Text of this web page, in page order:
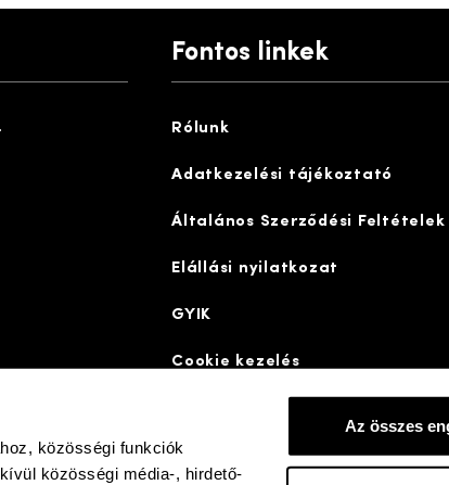
közösségi funkciók
közösségi média-, hirdető-
Az összes
Fontos linkek
Rólunk
Adatkezelési tájékoztató
Általános Szerződési Feltételek
Elállási nyilatkozat
GYIK
Cookie kezelés
vedd a neten